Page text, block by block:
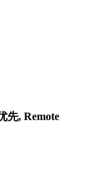
先, Remote